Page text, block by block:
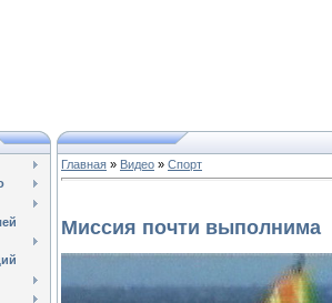
Главная » Видео » Спорт
Миссия почти выполнима